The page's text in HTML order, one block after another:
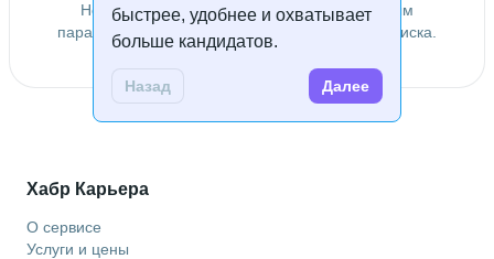
быстрее, удобнее и охватывает
больше кандидатов.
Назад Далее
Не удалось найти специалистов по заданным
параметрам. Попробуйте изменить условия поиска.
Хабр Карьера
О сервисе
Услуги и цены